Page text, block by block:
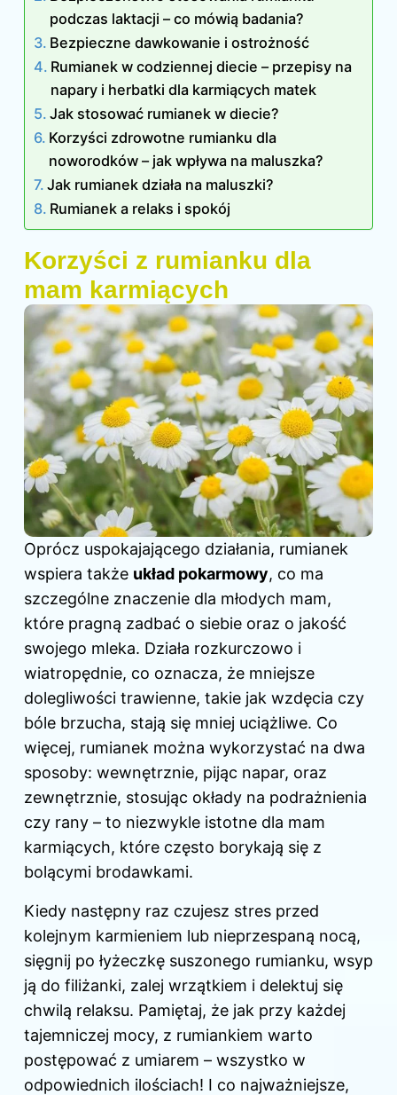
podczas laktacji – co mówią badania?
Bezpieczne dawkowanie i ostrożność
Rumianek w codziennej diecie – przepisy na
napary i herbatki dla karmiących matek
Jak stosować rumianek w diecie?
Korzyści zdrowotne rumianku dla
noworodków – jak wpływa na maluszka?
Jak rumianek działa na maluszki?
Rumianek a relaks i spokój
Korzyści z rumianku dla
mam karmiących
Oprócz uspokajającego działania, rumianek
wspiera także układ pokarmowy, co ma
szczególne znaczenie dla młodych mam,
które pragną zadbać o siebie oraz o jakość
swojego mleka. Działa rozkurczowo i
wiatropędnie, co oznacza, że mniejsze
dolegliwości trawienne, takie jak wzdęcia czy
bóle brzucha, stają się mniej uciążliwe. Co
więcej, rumianek można wykorzystać na dwa
sposoby: wewnętrznie, pijąc napar, oraz
zewnętrznie, stosując okłady na podrażnienia
czy rany – to niezwykle istotne dla mam
karmiących, które często borykają się z
bolącymi brodawkami.
Kiedy następny raz czujesz stres przed
kolejnym karmieniem lub nieprzespaną nocą,
sięgnij po łyżeczkę suszonego rumianku, wsyp
ją do filiżanki, zalej wrzątkiem i delektuj się
chwilą relaksu. Pamiętaj, że jak przy każdej
tajemniczej mocy, z rumiankiem warto
postępować z umiarem – wszystko w
odpowiednich ilościach! I co najważniejsze,